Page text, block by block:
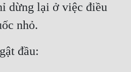
dừng lại ở việc điều
nhỏ.
đầu: